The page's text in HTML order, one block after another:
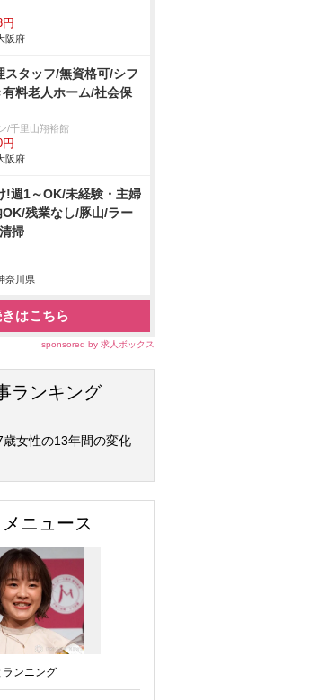
阪府
スタッフ/無資格可/シフ
有料老人ホーム/社会保
/千里山翔裕館
阪府
!週1～OK/未経験・主婦
残業なし/豚山/ラー
掃
奈川県
はこちら
sponsored by 求人ボックス
ランキング
歳女性の13年間の変化
ニュース
ンニング